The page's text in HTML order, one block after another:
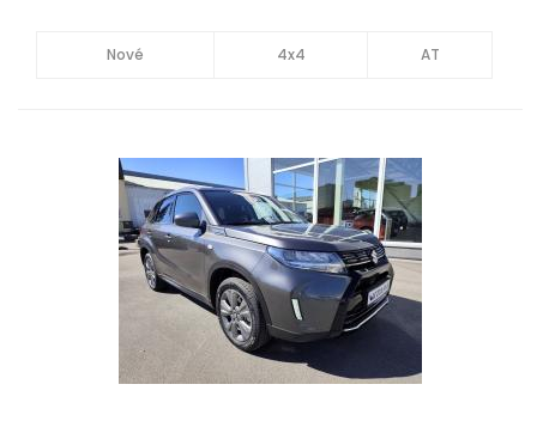
Nové 4x4 AT